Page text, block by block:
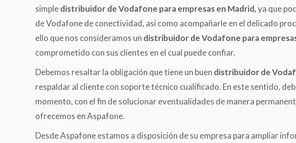
simpledistribuidor de Vodafone para empresas en Madrid,ya que
de Vodafone de conectividad, así como acompañarle en el delicado
ello que nos consideramos un distribuidor de Vodafone para
comprometido con sus clientes en el cual puede confiar.
Debemos resaltar la obligación que tiene un buen distribuidor de
respaldar al cliente con soporte técnico cualificado. En este sentido,
momento, con el fin de solucionar eventualidades de manera
ofrecemos en Aspafone.
Desde Aspafone estamos a disposición de su empresa para ampliar